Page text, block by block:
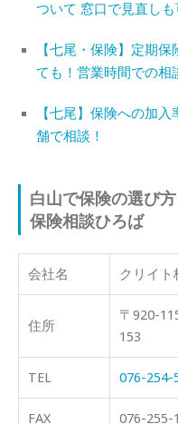
ついて 窓口で見直し
【七尾・保険】定期
ても！営業時間での相
【七尾】保険への加
舗で相談！
白山で保険の選び
保険相談ひろば
会社名 クリイト
住所
〒920-
153
TEL 076-254-
FAX 076-255-